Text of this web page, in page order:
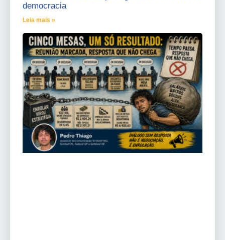
democracia
Leia mais »